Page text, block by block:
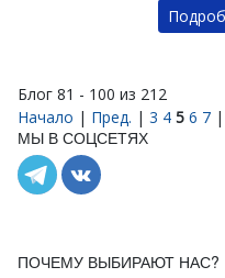
Блог 81 - 100 из 212
Начало | Пред. | 3 4 5 6 7 |
МЫ В СОЦСЕТЯХ
ПОЧЕМУ ВЫБИРАЮТ НАС?